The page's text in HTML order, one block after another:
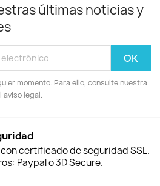
últimas noticias y
momento. Para ello, consulte nuestra
aviso legal.
certificado de seguridad SSL.
Paypal o 3D Secure.